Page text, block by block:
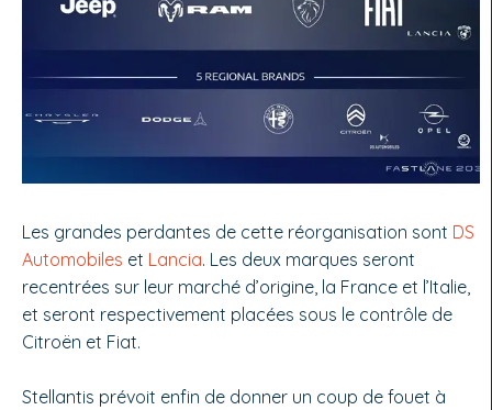
Les grandes perdantes de cette réorganisation sont DS
Automobiles et Lancia. Les deux marques seront
recentrées sur leur marché d’origine, la France et l’Italie,
et seront respectivement placées sous le contrôle de
Citroën et Fiat.
Stellantis prévoit enfin de donner un coup de fouet à